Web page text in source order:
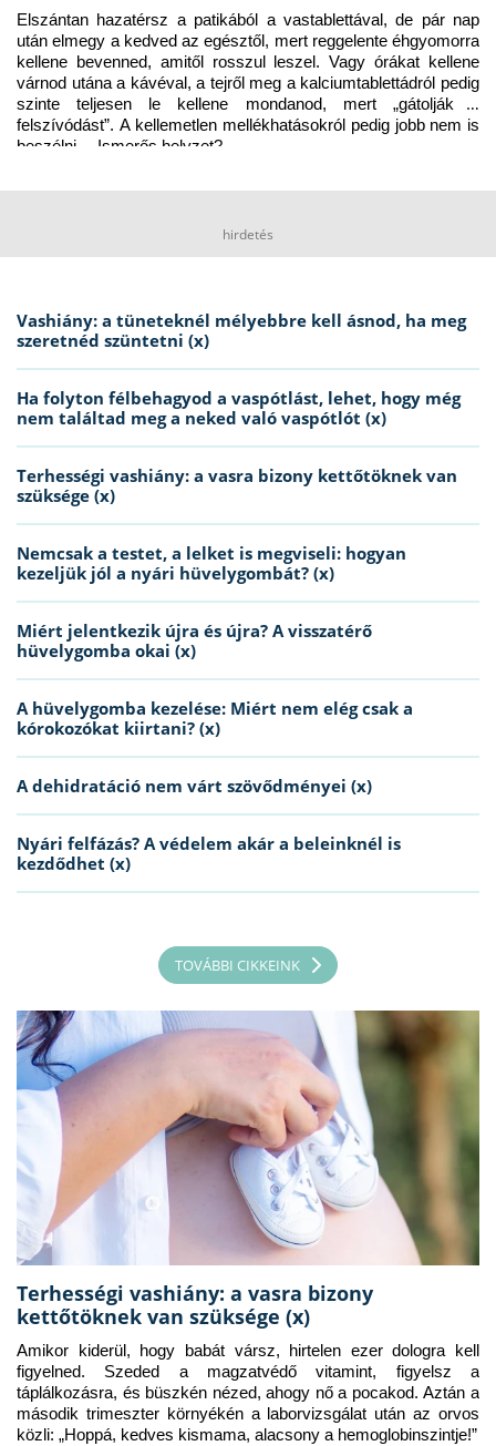
Elszántan hazatérsz a patikából a vastablettával, de pár nap
után elmegy a kedved az egésztől, mert reggelente éhgyomorra
kellene bevenned, amitől rosszul leszel. Vagy órákat kellene
várnod utána a kávéval, a tejről meg a kalciumtablettádról pedig
szinte teljesen le kellene mondanod, mert „gátolják a
felszívódást”. A kellemetlen mellékhatásokról pedig jobb nem is
beszélni… Ismerős helyzet?
hirdetés
Vashiány: a tüneteknél mélyebbre kell ásnod, ha meg
szeretnéd szüntetni (x)
Ha folyton félbehagyod a vaspótlást, lehet, hogy még
nem találtad meg a neked való vaspótlót (x)
Terhességi vashiány: a vasra bizony kettőtöknek van
szüksége (x)
Nemcsak a testet, a lelket is megviseli: hogyan
kezeljük jól a nyári hüvelygombát? (x)
Miért jelentkezik újra és újra? A visszatérő
hüvelygomba okai (x)
A hüvelygomba kezelése: Miért nem elég csak a
kórokozókat kiirtani? (x)
A dehidratáció nem várt szövődményei (x)
Nyári felfázás? A védelem akár a beleinknél is
kezdődhet (x)
TOVÁBBI CIKKEINK
Terhességi vashiány: a vasra bizony
kettőtöknek van szüksége (x)
Amikor kiderül, hogy babát vársz, hirtelen ezer dologra kell
figyelned. Szeded a magzatvédő vitamint, figyelsz a
táplálkozásra, és büszkén nézed, ahogy nő a pocakod. Aztán a
második trimeszter környékén a laborvizsgálat után az orvos
közli: „Hoppá, kedves kismama, alacsony a hemoglobinszintje!”